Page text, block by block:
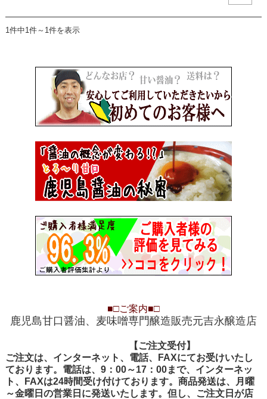
1件中1件～1件を表示
■□ご案内■□
鹿児島甘口醤油、麦味噌専門醸造販売元吉永醸造店
【ご注文受付】
ご注文は、インターネット、電話、FAXにてお受けいたし
ております。電話は、9：00～17：00まで、インターネッ
ト、FAXは24時間受け付けております。商品発送は、月曜
～金曜日の営業日に発送いたします。但し、ご注文日が店